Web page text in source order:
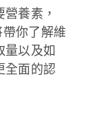
養素，
你了解維
量以及如
全面的認
粉絲團
康館